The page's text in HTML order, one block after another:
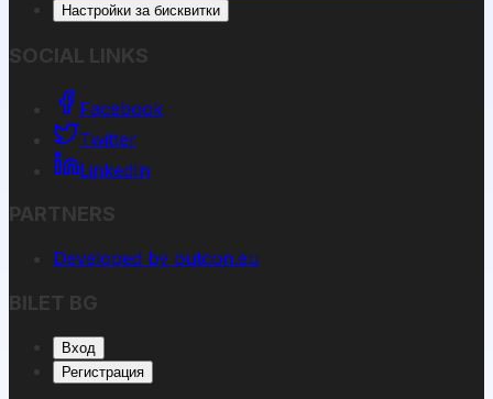
Настройки за бисквитки
SOCIAL LINKS
Facebook
Twitter
LinkedIn
PARTNERS
Developed by outcon.eu
BILET BG
Вход
Регистрация